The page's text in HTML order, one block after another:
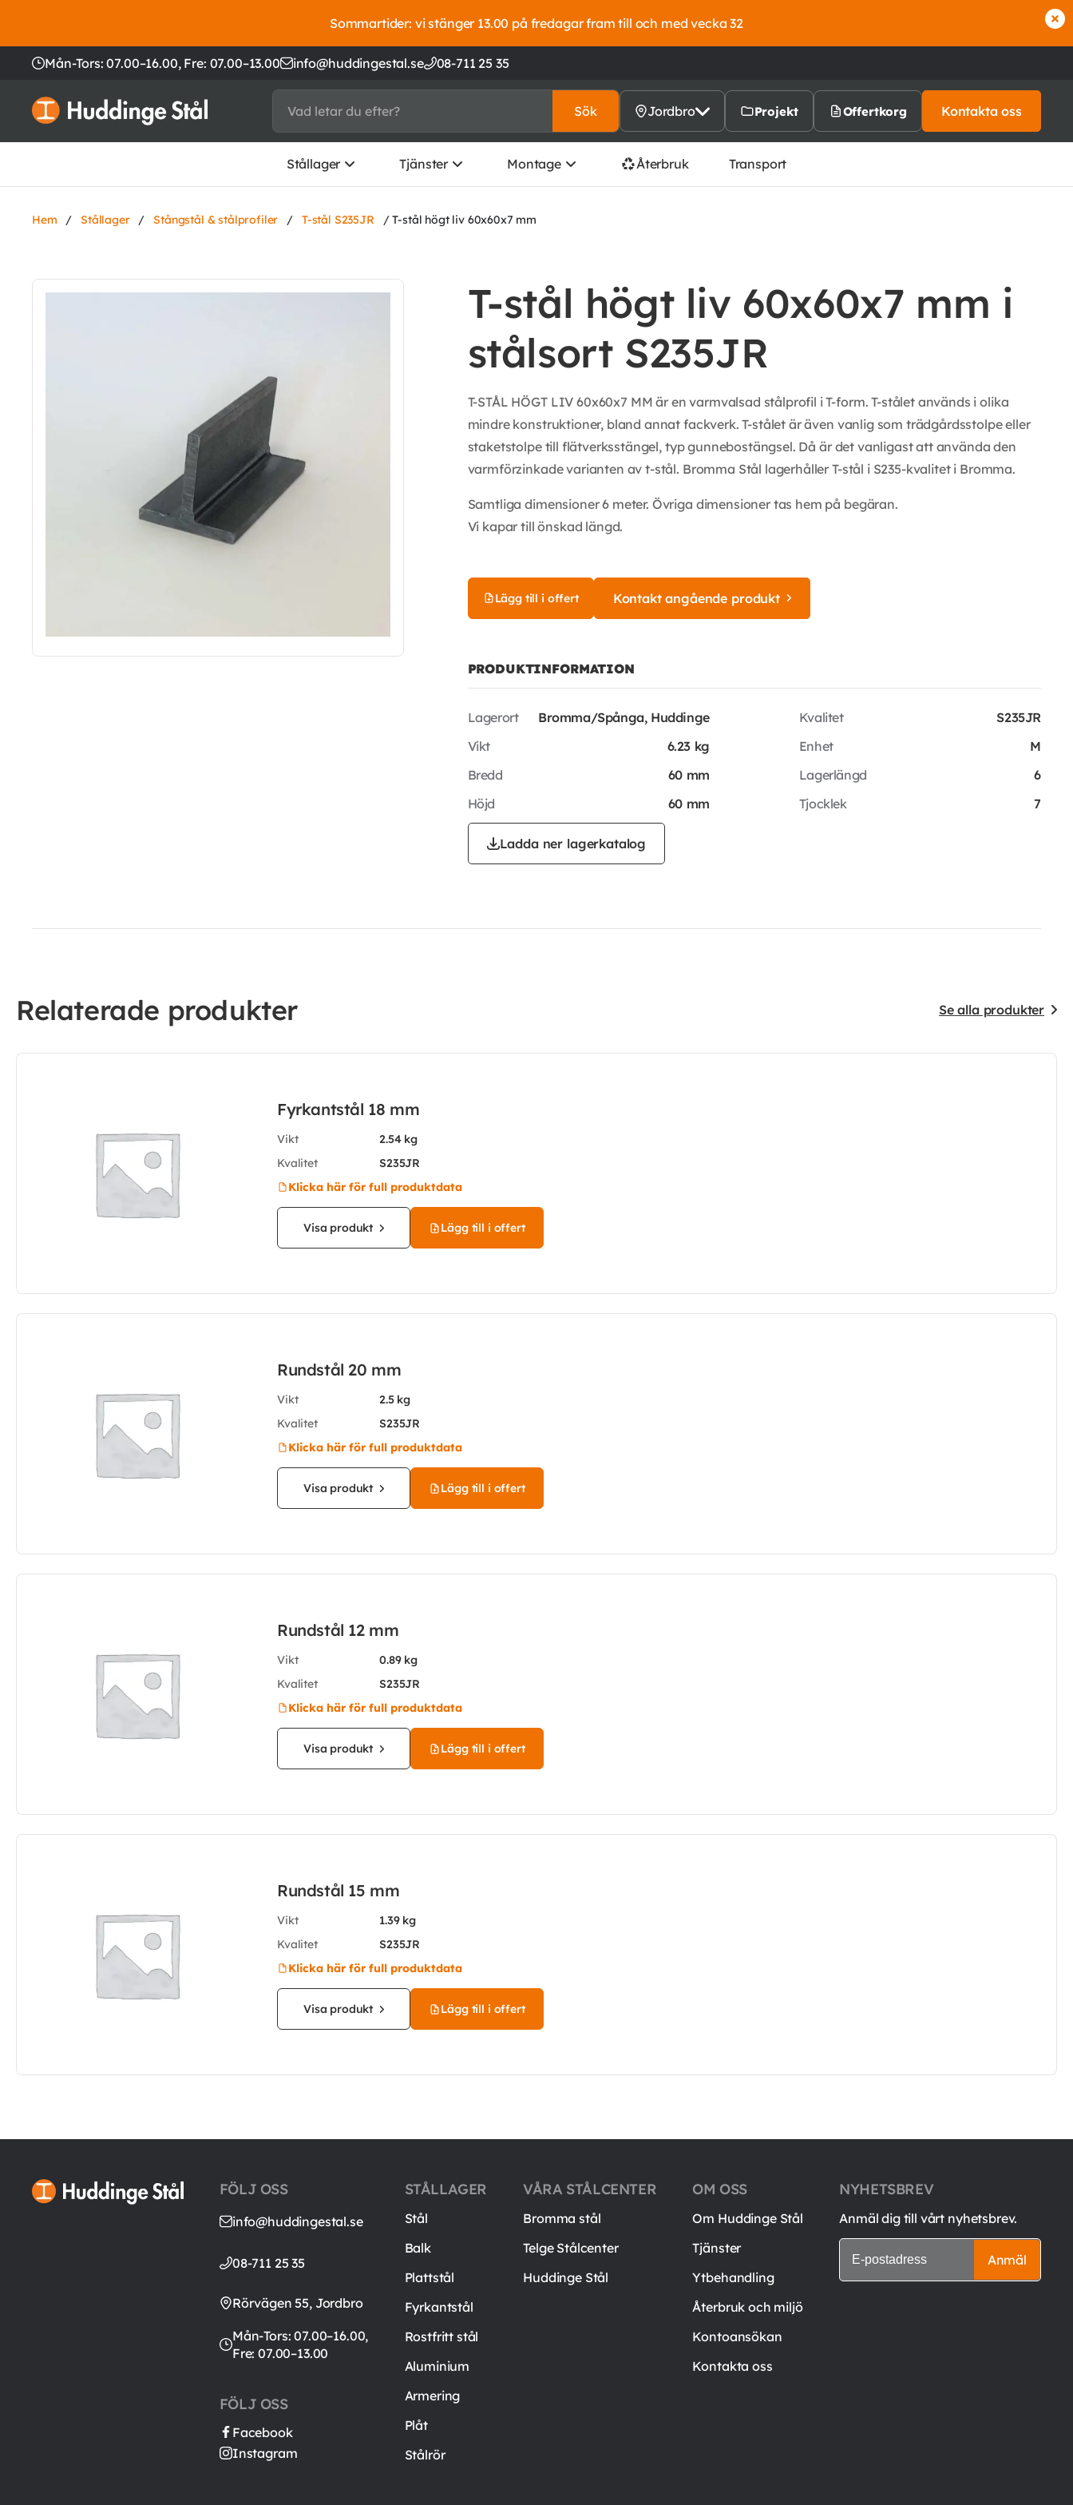
Sommartider: vi stänger 13.00 på fredagar fram till och med vecka 32
Mån-Tors: 07.00–16.00, Fre: 07.00–13.00 info@huddingestal.se 08-711 25 35
Sök Jordbro Projekt Offertkorg Kontakta oss
Stållager Tjänster Montage Återbruk Transport
Hem / Stållager / Stångstål & stålprofiler / T-stål S235JR / T-stål högt liv 60x60x7 mm
T-stål högt liv 60x60x7 mm i
stålsort S235JR
T-STÅL HÖGT LIV 60x60x7 MM är en varmvalsad stålprofil i T-form. T-stålet används i olika
mindre konstruktioner, bland annat fackverk. T-stålet är även vanlig som trädgårdsstolpe eller
staketstolpe till flätverksstängel, typ gunnebostängsel. Då är det vanligast att använda den
varmförzinkade varianten av t-stål. Bromma Stål lagerhåller T-stål i S235-kvalitet i Bromma.
Samtliga dimensioner 6 meter. Övriga dimensioner tas hem på begäran.
Vi kapar till önskad längd.
Lägg till i offert Kontakt angående produkt
PRODUKTINFORMATION
Lagerort
Bromma/Spånga, Huddinge
Vikt
6.23 kg
Bredd
60 mm
Höjd
60 mm
Kvalitet
S235JR
Enhet
M
Lagerlängd
6
Tjocklek
7
Ladda ner lagerkatalog
Relaterade produkter Se alla produkter
Fyrkantstål 18 mm
Vikt
2.54 kg
Kvalitet
S235JR
Klicka här för full produktdata
Visa produkt Lägg till i offert
Rundstål 20 mm
Vikt
2.5 kg
Kvalitet
S235JR
Klicka här för full produktdata
Visa produkt Lägg till i offert
Rundstål 12 mm
Vikt
0.89 kg
Kvalitet
S235JR
Klicka här för full produktdata
Visa produkt Lägg till i offert
Rundstål 15 mm
Vikt
1.39 kg
Kvalitet
S235JR
Klicka här för full produktdata
Visa produkt Lägg till i offert
FÖLJ OSS
info@huddingestal.se
08-711 25 35
Rörvägen 55, Jordbro
Mån-Tors: 07.00–16.00,
Fre: 07.00–13.00
FÖLJ OSS
Facebook
Instagram
STÅLLAGER
Stål
Balk
Plattstål
Fyrkantstål
Rostfritt stål
Aluminium
Armering
Plåt
Stålrör
VÅRA STÅLCENTER
Bromma stål
Telge Stålcenter
Huddinge Stål
OM OSS
Om Huddinge Stål
Tjänster
Ytbehandling
Återbruk och miljö
Kontoansökan
Kontakta oss
NYHETSBREV
Anmäl dig till vårt nyhetsbrev.
Anmäl